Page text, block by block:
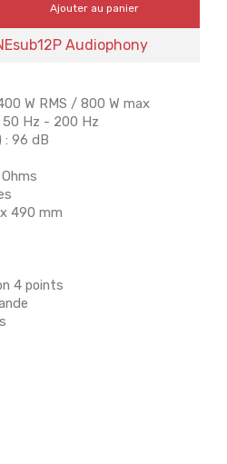
Ajouter au panier
Audiophony
W RMS / 800 W max
50 Hz - 200 Hz
: 96 dB
490 mm
4 points